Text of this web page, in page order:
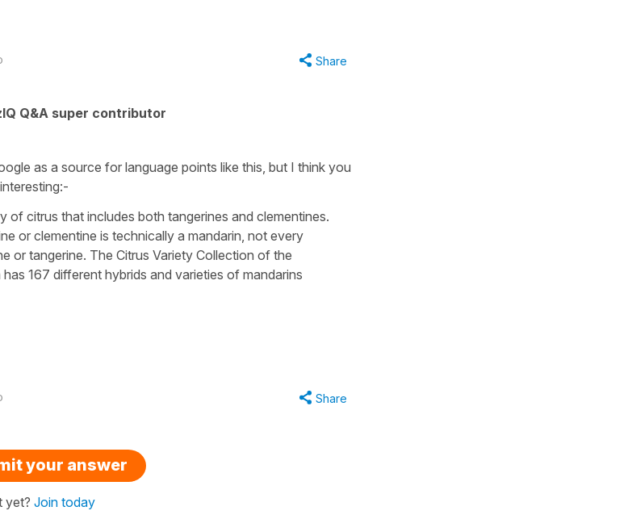
Share
Q&A super contributor
as a source for language points like this, but I think you
of citrus that includes both tangerines and clementines.
or clementine is technically a mandarin, not every
or tangerine. The Citrus Variety Collection of the
167 different hybrids and varieties of mandarins
Share
your answer
yet? Join today